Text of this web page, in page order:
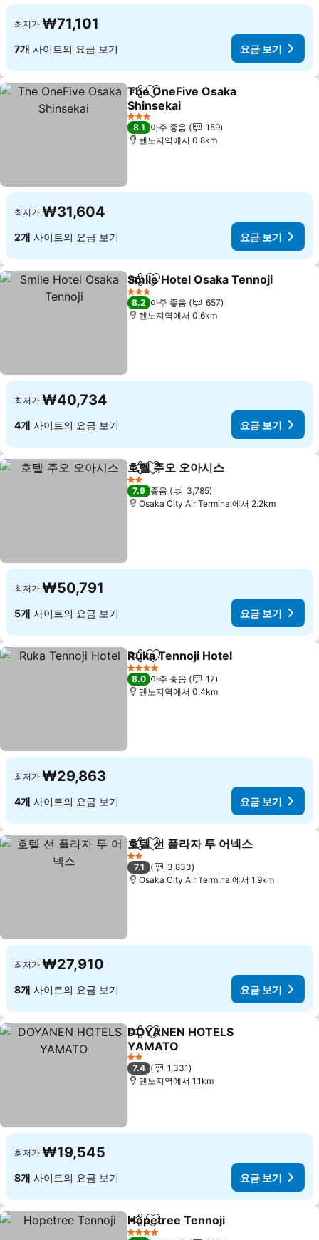
최저가 ₩71,101
7개 사이트의 요금 보기 요금 보기
공유 즐겨찾기에 추가
The OneFive Osaka
Shinsekai
요금 보기
3 성급
8.1 아주 좋음
159
텐노지역에서 0.8km
최저가 ₩31,604
2개 사이트의 요금 보기 요금 보기
공유 즐겨찾기에 추가
Smile Hotel Osaka Tennoji
3 성급
8.2 아주 좋음
657
텐노지역에서 0.6km
최저가 ₩40,734
4개 사이트의 요금 보기 요금 보기
공유 즐겨찾기에 추가
호텔 주오 오아시스
2 성급
7.9 좋음
3,785
Osaka City Air Terminal에서 2.2km
최저가 ₩50,791
5개 사이트의 요금 보기 요금 보기
공유 즐겨찾기에 추가
Ruka Tennoji Hotel
4 성급
8.0 아주 좋음
17
텐노지역에서 0.4km
최저가 ₩29,863
4개 사이트의 요금 보기 요금 보기
공유 즐겨찾기에 추가
호텔 선 플라자 투 어넥스
2 성급
7.1
3,833
Osaka City Air Terminal에서 1.9km
최저가 ₩27,910
8개 사이트의 요금 보기 요금 보기
공유 즐겨찾기에 추가
DOYANEN HOTELS
YAMATO
요금 보기
2 성급
7.4
1,331
텐노지역에서 1.1km
최저가 ₩19,545
8개 사이트의 요금 보기 요금 보기
공유 즐겨찾기에 추가
Hopetree Tennoji
4 성급